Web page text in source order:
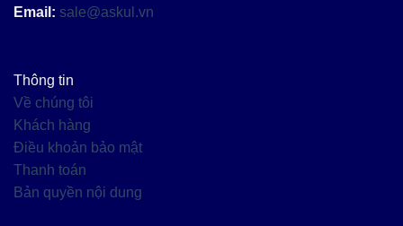
Email: sale@askul.vn
Thông tin
Về chúng tôi
Khách hàng
Điều khoản bảo mật
Thanh toán
Bản quyền nội dung